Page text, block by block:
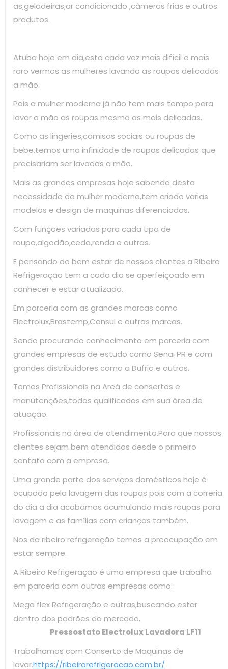
as,geladeiras,ar condicionado ,câmeras frias e outros
produtos.
Atuba hoje em dia,esta cada vez mais difícil e mais
raro vermos as mulheres lavando as roupas delicadas
a mão.
Pois a mulher moderna já não tem mais tempo para
lavar a mão as roupas mesmo as mais delicadas.
Como as lingeries,camisas sociais ou roupas de
bebe,temos uma infinidade de roupas delicadas que
precisariam ser lavadas a mão.
Mais as grandes empresas hoje sabendo desta
necessidade da mulher moderna,tem criado varias
modelos e design de maquinas diferenciadas.
Com funções variadas para cada tipo de
roupa,algodão,ceda,renda e outras.
E pensando do bem estar de nossos clientes a Ribeiro
Refrigeração tem a cada dia se aperfeiçoado em
conhecer e estar atualizado.
Em parceria com as grandes marcas como
Electrolux,Brastemp,Consul e outras marcas.
Sendo procurando conhecimento em parceria com
grandes empresas de estudo como Senai PR e com
grandes distribuidores como a Dufrio e outras.
Temos Profissionais na Areá de consertos e
manutenções,todos qualificados em sua área de
atuação.
Profissionais na área de atendimento.Para que nossos
clientes sejam bem atendidos desde o primeiro
contato com a empresa.
Uma grande parte dos serviços domésticos hoje é
ocupado pela lavagem das roupas pois com a correria
do dia a dia acabamos acumulando mais roupas para
lavagem e as famílias com crianças também.
Nos da ribeiro refrigeração temos a preocupação em
estar sempre.
A Ribeiro Refrigeração é uma empresa que trabalha
em parceria com outras empresas como:
Mega flex Refrigeração e outras,buscando estar
dentro dos padrões do mercado.
Pressostato Electrolux Lavadora LF11
Trabalhamos com Conserto de Maquinas de
lavar.https://ribeirorefrigeracao.com.br/